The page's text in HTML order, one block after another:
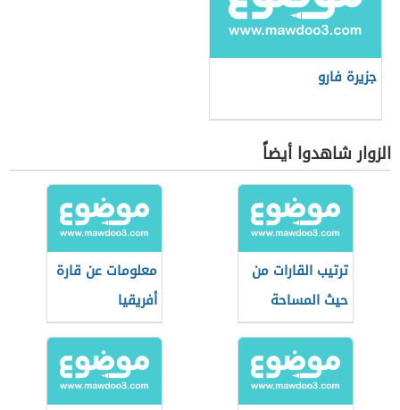
جزيرة فارو
الزوار شاهدوا أيضاً
ترتيب القارات من
حيث المساحة
معلومات عن قارة
أفريقيا